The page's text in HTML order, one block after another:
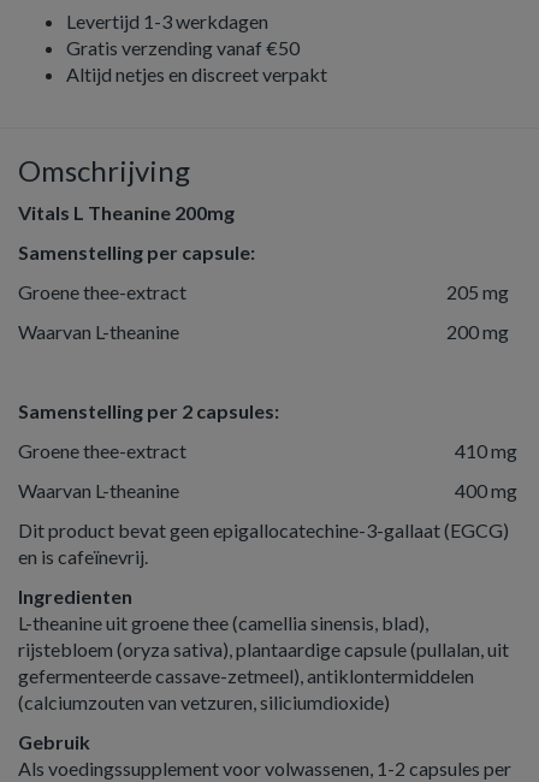
Levertijd 1-3 werkdagen
Gratis verzending vanaf €50
Altijd netjes en discreet verpakt
Omschrijving
Vitals L Theanine 200mg
Samenstelling per capsule:
Groene thee-extract
205 mg
Waarvan L-theanine
200 mg
Samenstelling per 2 capsules:
Groene thee-extract
410 mg
Waarvan L-theanine
400 mg
Dit product bevat geen epigallocatechine-3-gallaat (EGCG)
en is cafeïnevrij.
Ingredienten
L-theanine uit groene thee (camellia sinensis, blad),
rijstebloem (oryza sativa), plantaardige capsule (pullalan, uit
gefermenteerde cassave-zetmeel), antiklontermiddelen
(calciumzouten van vetzuren, siliciumdioxide)
Gebruik
Als voedingssupplement voor volwassenen, 1-2 capsules per